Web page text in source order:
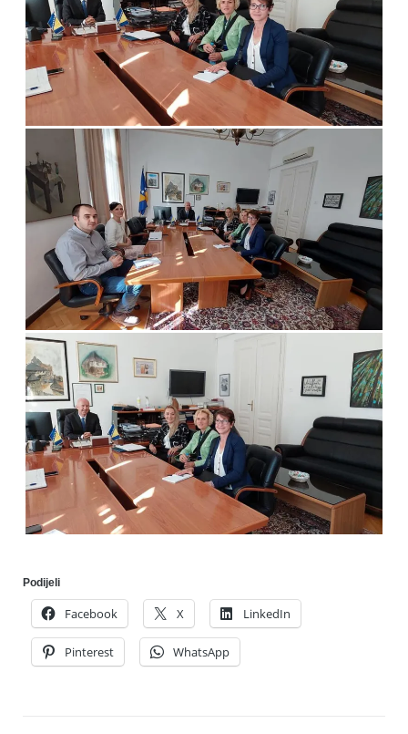
Podijeli
Facebook X LinkedIn
Pinterest WhatsApp